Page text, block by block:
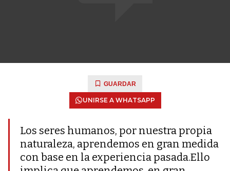
GUARDAR
UNIRSE A WHATSAPP
Los seres humanos, por nuestra propia
naturaleza, aprendemos en gran medida
con base en la experiencia pasada.Ello